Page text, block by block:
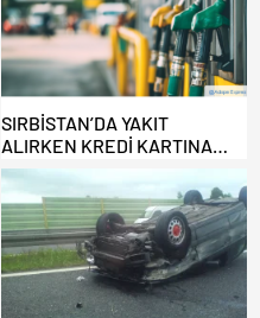
SIRBİSTAN’DA YAKIT
ALIRKEN KREDİ KARTINA
DİKKAT: MAĞDUR OLMAYIN!